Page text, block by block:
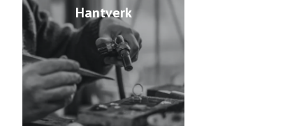
Hantverk